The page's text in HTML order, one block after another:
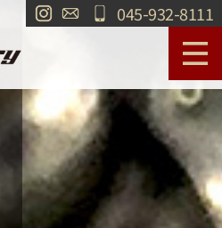
045-932-8111
作業事例
ショールーム